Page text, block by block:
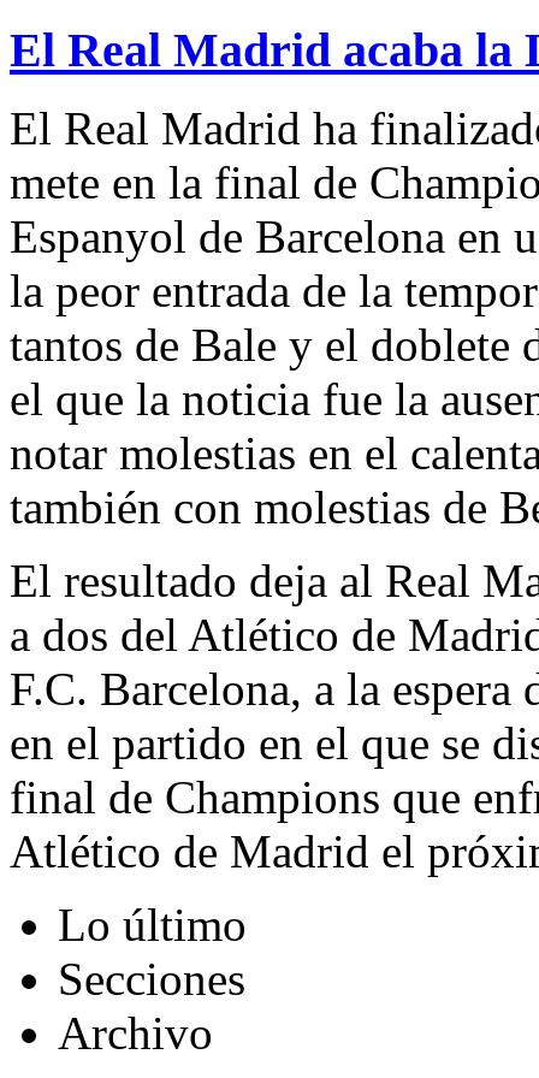
El Real Madrid acaba la
El Real Madrid ha
mete en la final de
Espanyol de Barcelona en
la peor entrada de la
tantos de Bale y el doblete
el que la noticia fue la
notar molestias en el
también con molestias de
El resultado deja al Real
a dos del Atlético de
F.C. Barcelona, a la espera
en el partido en el que se
final de Champions que
Atlético de Madrid el
Lo último
Secciones
Archivo